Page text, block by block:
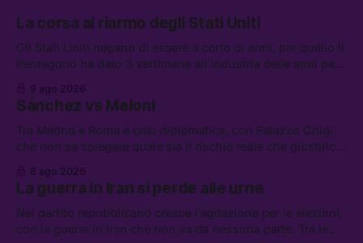
La corsa al riarmo degli Stati Uniti
Gli Stati Uniti negano di essere a corto di armi, per quello il
Pentagono ha dato 3 settimane all’industria delle armi per
continuerà ad usare i servizi di Palantir, la protesta contro
La Russa, e la centrale elettrica di Amazon in Texas
9 ago 2026
Sánchez vs Meloni
Tra Madrid e Roma è crisi diplomatica, con Palazzo Chigi
che non sa spiegare quale sia il rischio reale che giustifica
di difesa tra Arabia Saudita, Pakistan e Turchia, la crisi del
carburante irregolare, e un altro caso di IA ribelle
8 ago 2026
La guerra in Iran si perde alle urne
Nel partito repubblicano cresce l’agitazione per le elezioni,
con la guerra in Iran che non va da nessuna parte. Tra le